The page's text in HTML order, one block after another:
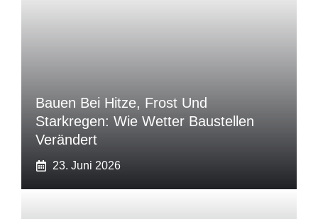
Bauen Bei Hitze, Frost Und
Starkregen: Wie Wetter Baustellen
Verändert
23. Juni 2026